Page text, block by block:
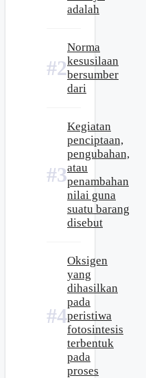
adalah
Norma
kesusilaan
bersumber
dari
Kegiatan
penciptaan,
pengubahan,
atau
penambahan
nilai guna
suatu barang
disebut
Oksigen
yang
dihasilkan
pada
peristiwa
fotosintesis
terbentuk
pada
proses